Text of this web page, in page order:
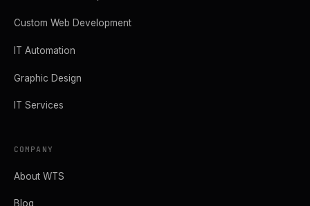
Custom Web Development
IT Automation
Graphic Design
IT Services
COMPANY
About WTS
Blog